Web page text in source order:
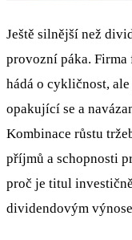
Ještě silnější než
provozní páka. Firma
hádá o cykličnost,
opakující se a
Kombinace růstu
příjmů a schopnosti
proč je titul
dividendovým